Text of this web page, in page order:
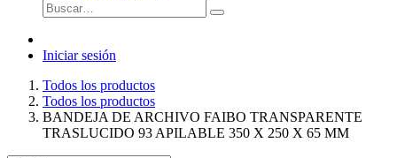
Iniciar sesión
Todos los productos
Todos los productos
BANDEJA DE ARCHIVO FAIBO TRANSPARENTE
TRASLUCIDO 93 APILABLE 350 X 250 X 65 MM